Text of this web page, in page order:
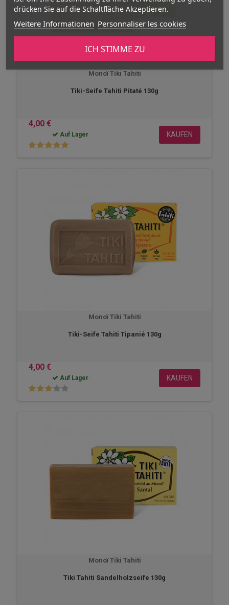
drücken Sie auf die Schaltfläche Akzeptieren.
Weitere Informationen Personnaliser les cookies
ICH STIMME ZU
Monoï Tiki Tahiti
Tiki-Seife Tahiti Pitaté 130g
4,00 €
Auf Lager KAUFEN
Monoï Tiki Tahiti
Tiki-Seife Tahiti Tipanié 130g
4,00 €
Auf Lager KAUFEN
Monoï Tiki Tahiti
Tiki Tahiti Sandelholzseife 130g